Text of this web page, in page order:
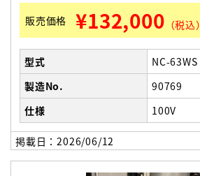
販売価格 ¥132,000 （税込）
型式
NC-63WS
製造No.
90769
仕様
100V
掲載日：2026/06/12